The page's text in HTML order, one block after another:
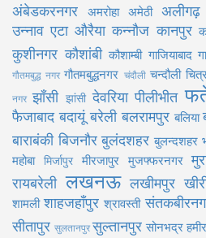
अंबेडकरनगर अमरोहा अमेठी अलीगढ़
उन्नाव एटा औरैया कन्नौज कानपुर
कुशीनगर कौशांबी कौशाम्बी गाजियाबाद
गौतमबुद्ध नगर गौतमबुद्धनगर चंदौली चन्दौली
नगर झाँसी झांसी देवरिया पीलीभीत
फैजाबाद बदायूं बरेली बलरामपुर बलिया
बाराबंकी बिजनौर बुलंदशहर बुलन्दशहर
महोबा मिर्जापुर मीरजापुर मुजफ्फरनगर
रायबरेली लखनऊ लखीमपुर
शामली शाहजहाँपुर श्रावस्ती
सीतापुर सुलतानपुरसुल्तानपुर सोनभद्र